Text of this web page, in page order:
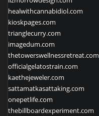
healwithcannabidiol.com
kioskpages.com
trianglecurry.com
imagedum.com
thetowerswellnessretreat.com
officialgelatostrain.com
kaethejeweler.com
sattamatkasattaking.com
onepetlife.com
thebillboardexperiment.com